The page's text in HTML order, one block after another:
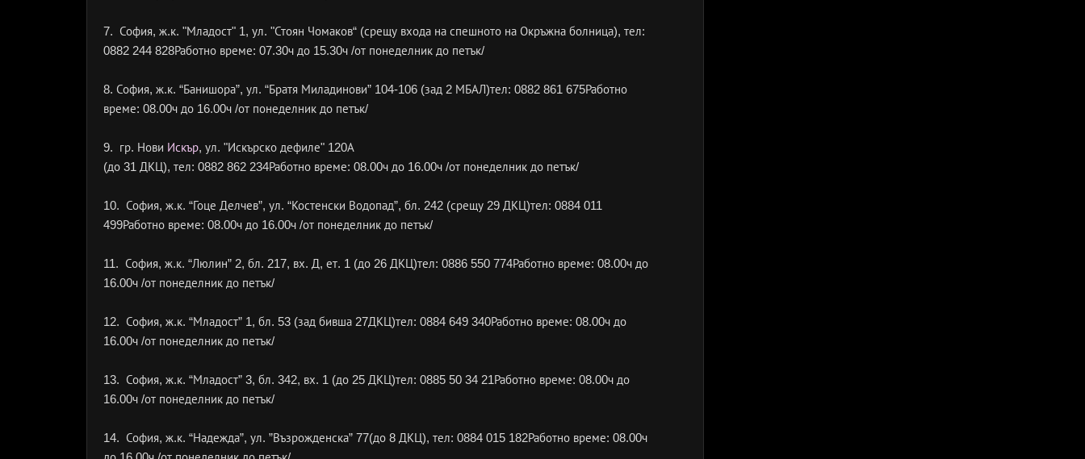
7. София, ж.к. "Младост" 1, ул. "Стоян Чомаков“ (срещу входа на спешното на Окръжна болница), тел:
0882 244 828Работно време: 07.30ч до 15.30ч /от понеделник до петък/
8. София, ж.к. “Банишора”, ул. “Братя Миладинови” 104-106 (зад 2 МБАЛ)тел: 0882 861 675Работно
време: 08.00ч до 16.00ч /от понеделник до петък/
9. гр. Нови Искър, ул. "Искърско дефиле" 120А
(до 31 ДКЦ), тел: 0882 862 234Работно време: 08.00ч до 16.00ч /от понеделник до петък/
10. София, ж.к. “Гоце Делчев”, ул. “Костенски Водопад”, бл. 242 (срещу 29 ДКЦ)тел: 0884 011
499Работно време: 08.00ч до 16.00ч /от понеделник до петък/
11. София, ж.к. “Люлин” 2, бл. 217, вх. Д, ет. 1 (до 26 ДКЦ)тел: 0886 550 774Работно време: 08.00ч до
16.00ч /от понеделник до петък/
12. София, ж.к. “Младост” 1, бл. 53 (зад бивша 27ДКЦ)тел: 0884 649 340Работно време: 08.00ч до
16.00ч /от понеделник до петък/
13. София, ж.к. “Младост” 3, бл. 342, вх. 1 (до 25 ДКЦ)тел: 0885 50 34 21Работно време: 08.00ч до
16.00ч /от понеделник до петък/
14. София, ж.к. “Надежда”, ул. ”Възрожденска” 77(до 8 ДКЦ), тел: 0884 015 182Работно време: 08.00ч